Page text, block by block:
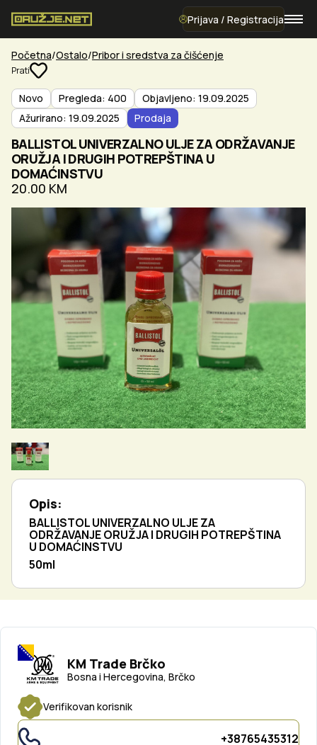
Prijava / Registracija
Početna Ostalo Pribor i sredstva za čišćenje
Prati
Novo Pregleda: 400
Objavljeno: 19.09.2025
Ažurirano: 19.09.2025
Prodaja
BALLISTOL UNIVERZALNO ULJE ZA ODRŽAVANJE
ORUŽJA I DRUGIH POTREPŠTINA U
DOMAĆINSTVU
20.00 KM
Opis:
BALLISTOL UNIVERZALNO ULJE ZA
ODRŽAVANJE ORUŽJA I DRUGIH POTREPŠTINA
U DOMAĆINSTVU
50ml
KM Trade Brčko
Bosna i Hercegovina, Brčko
Verifikovan korisnik
+38765435312